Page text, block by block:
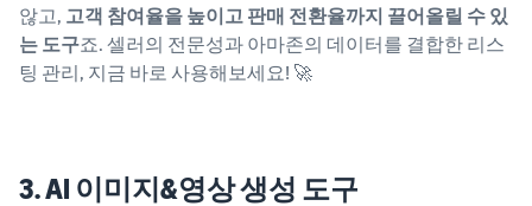
않고, 고객 참여율을 높이고 판매 전환율까지 끌어올릴 수 있
는 도구죠. 셀러의 전문성과 아마존의 데이터를 결합한 리스
팅 관리, 지금 바로 사용해보세요! 🚀
3. AI 이미지&영상 생성 도구